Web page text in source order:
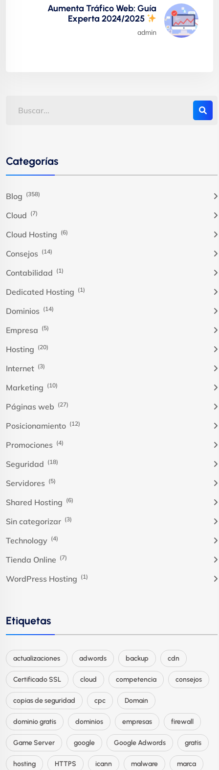
Aumenta Tráfico Web: Guía
Experta 2024/2025
admin
Categorías
Blog (358)
Cloud (7)
Cloud Hosting (6)
Consejos (14)
Contabilidad (1)
Dedicated Hosting (1)
Dominios (14)
Empresa (5)
Hosting (20)
Internet (3)
Marketing (10)
Páginas web (27)
Posicionamiento (12)
Promociones (4)
Seguridad (18)
Servidores (5)
Shared Hosting (6)
Sin categorizar (3)
Technology (4)
Tienda Online (7)
WordPress Hosting (1)
Etiquetas
actualizaciones adwords backup cdn
Certificado SSL cloud competencia consejos
copias de seguridad cpc Domain
dominio gratis dominios empresas firewall
Game Server google Google Adwords gratis
hosting HTTPS icann malware marca